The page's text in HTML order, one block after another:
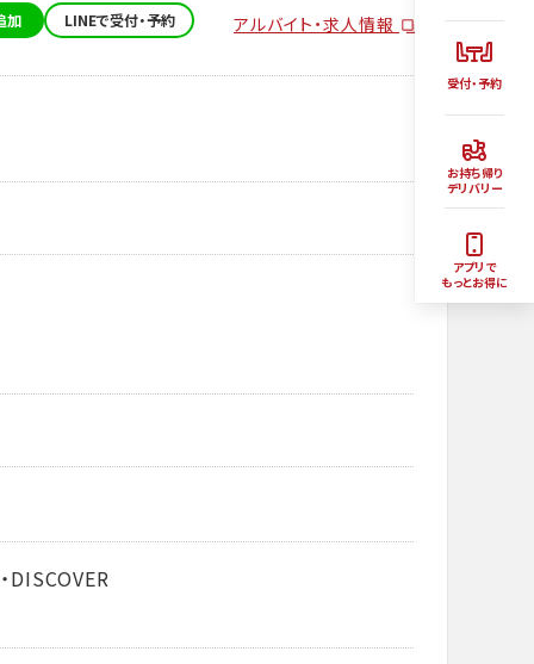
受付・予約
お持ち帰り
デリバリー
アプリで
もっとお得に
加 LINEで受付・予約 アルバイト・求人情報
DISCOVER